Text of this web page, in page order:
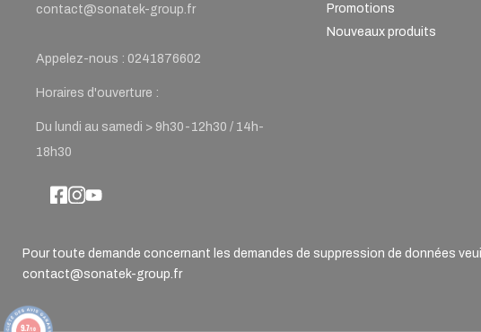
contact@sonatek-group.fr
Appelez-nous : 0241876602
Horaires d'ouverture :
Du lundi au samedi > 9h30-12h30 / 14h-
18h30
Promotions
Nouveaux produits
Pour toute demande concernant les demandes de suppression de données
contact@sonatek-group.fr
9.7/10